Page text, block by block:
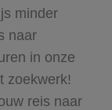
minder
naar
in onze
zoekwerk!
reis naar